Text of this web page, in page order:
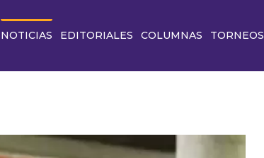
NOTICIAS EDITORIALES COLUMNAS TORNEOS